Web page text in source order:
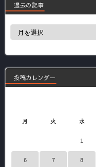
過去の記事
過
事
投稿カレンダー
月 火 水
1
6 7 8